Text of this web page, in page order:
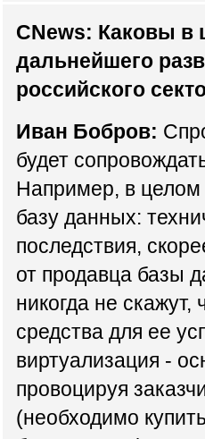
CNews: Каковы в
дальнейшего
российского
Иван Бобров:
будет
Например, в целом
базу данных:
последствия,
от продавца базы
никогда не скажут,
средства для ее
виртуализация -
провоцируя
(необходимо